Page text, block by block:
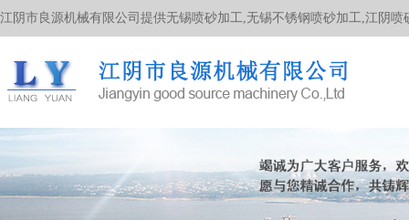
江阴市良源机械有限公司提供无锡喷砂加工,无锡不锈钢喷砂加工,江阴